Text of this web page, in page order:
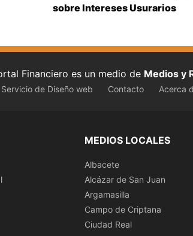
sobre Intereses Usurarios
Financiero es un medio de Medios y
Servicio de Diseño web Contacto Acerca
MEDIOS LOCALES
Albacete
Alcázar de San Juan
Argamasilla
Campo de Criptana
Ciudad Real